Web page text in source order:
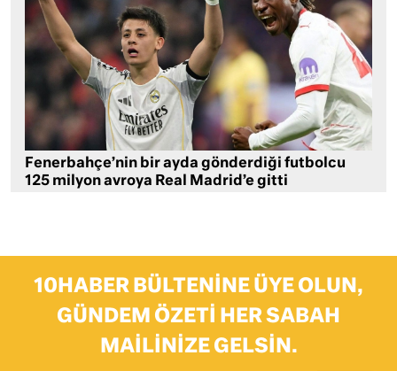
Fenerbahçe’nin bir ayda gönderdiği futbolcu
125 milyon avroya Real Madrid’e gitti
10HABER BÜLTENINE ÜYE OLUN,
GÜNDEM ÖZETI HER SABAH
MAILINIZE GELSIN.